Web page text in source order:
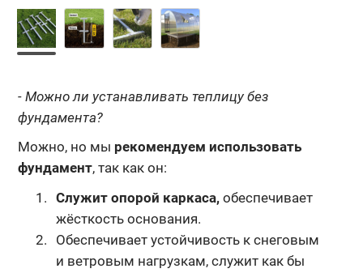
- Можно ли устанавливать теплицу без
фундамента?
Можно, но мы рекомендуем использовать
фундамент, так как он:
Служит опорой каркаса,обеспечивает
жёсткость основания.
Обеспечивает устойчивость к снеговым
и ветровым нагрузкам, служит как бы